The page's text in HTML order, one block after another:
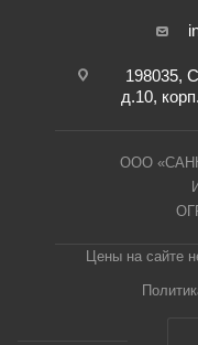
198035,
д.10,
ООО
Цены на сайте